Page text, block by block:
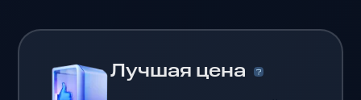
Лучшая цена